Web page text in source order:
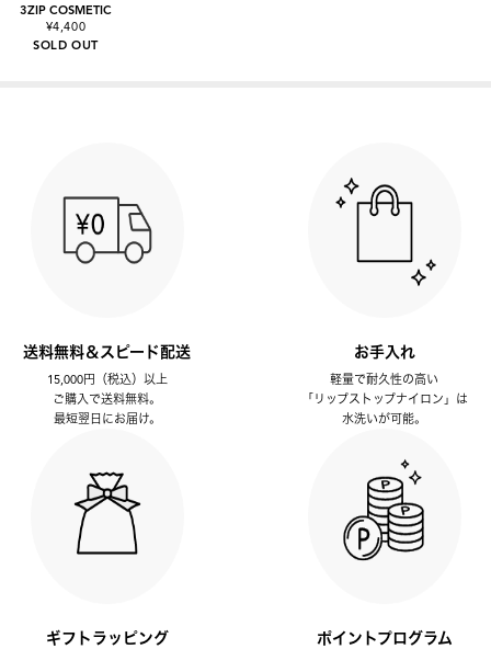
3ZIP COSMETIC
¥4,400
SOLD OUT
送料無料＆スピード配送
15,000円（税込）以上
ご購入で送料無料。
最短翌日にお届け。
お手入れ
軽量で耐久性の高い
「リップストップナイロン」は
水洗いが可能。
ギフトラッピング ポイントプログラム